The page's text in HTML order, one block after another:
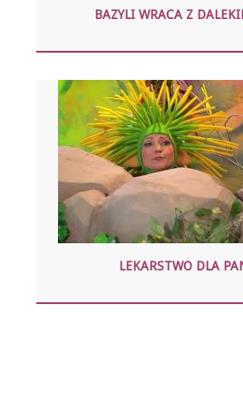
BAZYLI WRACA Z
LEKARSTWO DLA